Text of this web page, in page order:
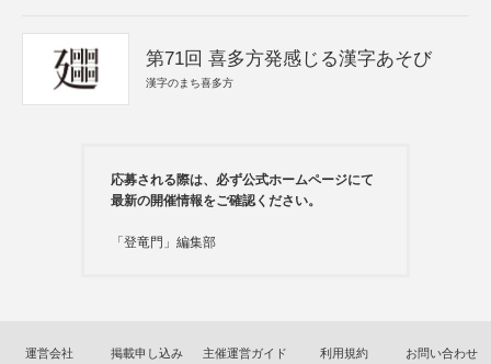
第71回 喜多方発感じる漢字あそび
漢字のまち喜多方
応募される際は、必ず公式ホームページにて
最新の開催情報をご確認ください。
「登竜門」編集部
運営会社 掲載申し込み 主催運営ガイド 利用規約 お問い合わせ